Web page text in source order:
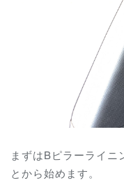
まずはBピラーライニ
とから始めます。